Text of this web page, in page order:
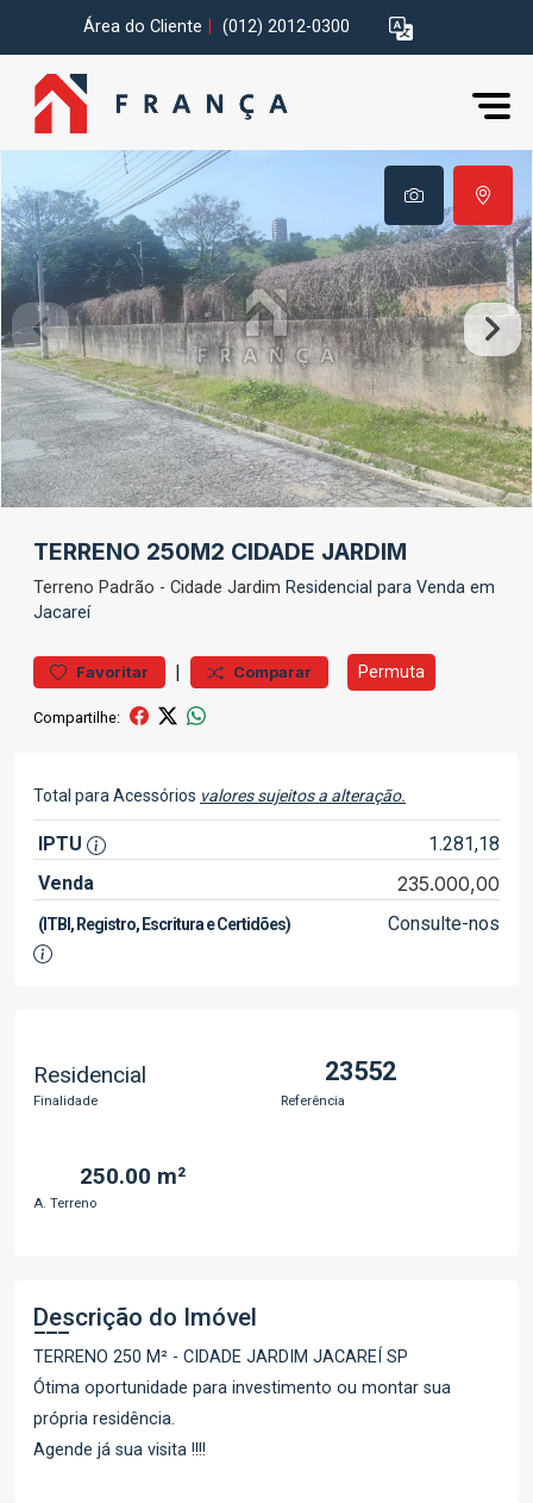
Área do Cliente (012) 2012-0300
TERRENO 250M2 CIDADE JARDIM
Terreno Padrão - Cidade Jardim Residencial para Venda em
Jacareí
Favoritar | Comparar Permuta
Compartilhe:
Total para Acessórios valores sujeitos a alteração.
IPTU
1.281,18
Venda
235.000,00
(ITBI, Registro, Escritura e Certidões) Consulte-nos
Residencial
Finalidade
23552
Referência
250.00 m²
A. Terreno
Descrição do Imóvel
TERRENO 250 M² - CIDADE JARDIM JACAREÍ SP
Ótima oportunidade para investimento ou montar sua
própria residência.
Agende já sua visita !!!!